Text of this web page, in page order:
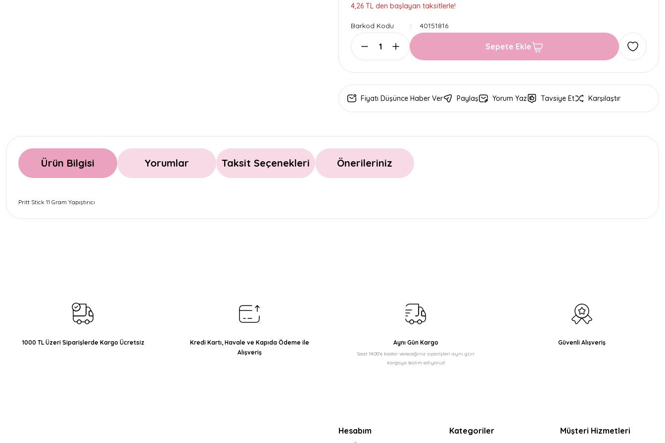
4,26 TL den başlayan taksitlerle!
Barkod Kodu 40151816
Sepete Ekle
Fiyatı Düşünce Haber Ver Paylaş Yorum Yaz Tavsiye Et Karşılaştır
Ürün Bilgisi Yorumlar Taksit Seçenekleri Önerileriniz
Pritt Stick 11 Gram Yapıştırıcı
Ürün fiyatı diğer sitelerden daha pahalı.
Bu ürüne benzer farklı alternatifler olmalı.
1000 TL Üzeri Siparişlerde Kargo Ücretsiz
Kredi Kartı, Havale ve Kapıda Ödeme ile
Alışveriş
Aynı Gün Kargo
Saat 14:00'e kadar vereceğiniz siparişleri aynı gün
kargoya teslim ediyoruz!
Güvenli Alışveriş
Hesabım Kategoriler Müşteri Hizmetleri